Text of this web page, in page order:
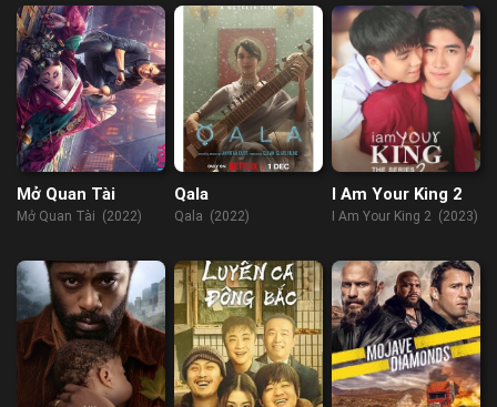
Mở Quan Tài
Mở Quan Tài (2022)
Qala
Qala (2022)
I Am Your King 2
I Am Your King 2 (2023)